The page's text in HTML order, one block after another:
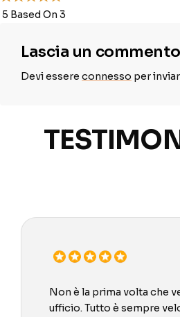
5 Based On 3
Lascia un commento
Devi essere connesso per
Non è la prima volta che
ufficio. Tutto è sempre